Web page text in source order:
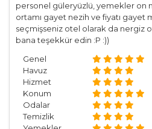
personel güleryüzlü, yemekler on
ortamı gayet nezih ve fiyatı gayet
seçmişseniz otel olarak da nergiz
bana teşekkür edin :P :))
Genel
Havuz
Hizmet
Konum
Odalar
Temizlik